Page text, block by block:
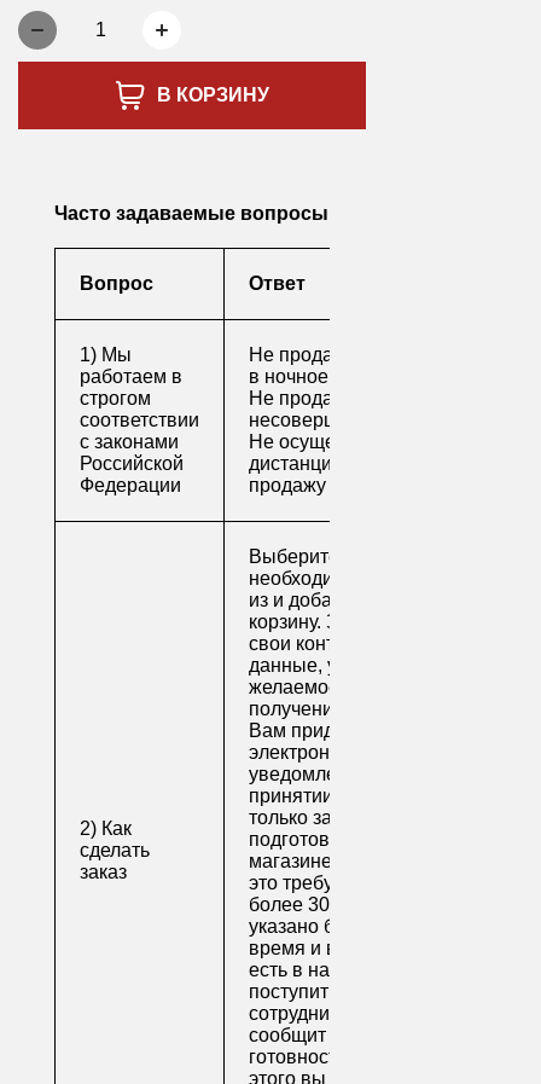
1
В КОРЗИНУ
Часто задаваемые вопросы
Вопрос Ответ
1) Мы
работаем в
строгом
соответствии
с законами
Российской
Федерации
Не продаем алкоголь
в ночное время
Не продаем алкоголь
несовершеннолетним
Не осуществляем
дистанционную
продажу
2) Как
сделать
заказ
Выберите
необходимые товары
из и добавьте их в
корзину. Заполните
свои контактные
данные, укажите
желаемое время
получения заказа.
Вам придет по
электронной почте
уведомление о
принятии заказа. Как
только заказ
подготовят в
магазине (обычно на
это требуется не
более 30 минут, если
указано ближайшее
время и весь товар
есть в наличии), вам
поступит письмо от
сотрудника, который
сообщит о
готовности. После
этого вы можете